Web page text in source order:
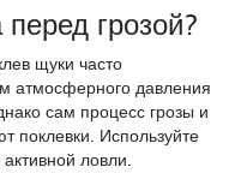
грозой?
щуки часто
атмосферного давления
сам процесс грозы и
поклевки. Используйте
ловли.